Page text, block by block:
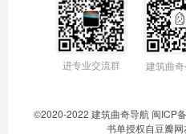
进专业交流群 建筑曲
©2020-2022 建筑曲奇导航 闽ICP
书单授权自豆瓣